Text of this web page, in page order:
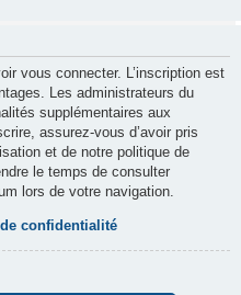
vous connecter. L’inscription est
Les administrateurs du
supplémentaires aux
assurez-vous d’avoir pris
et de notre politique de
le temps de consulter
lors de votre navigation.
confidentialité